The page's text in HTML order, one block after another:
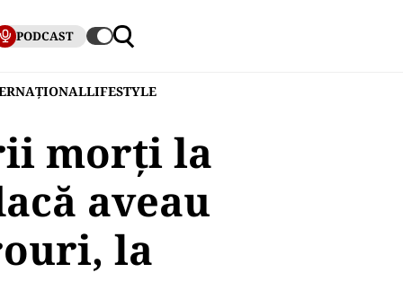
PODCAST
LIFESTYLE
morţi la
aveau
la